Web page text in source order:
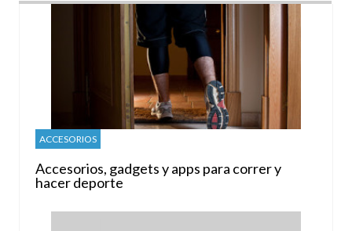
ACCESORIOS
Accesorios, gadgets y apps para correr y
hacer deporte